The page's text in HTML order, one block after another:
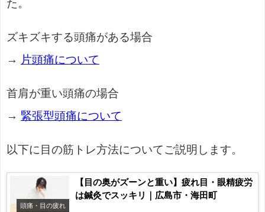
た。
ズキズキする頭痛がある場合
→
片頭痛について
首肩が重い頭痛の場合
→ 緊張型頭痛について
以下に目の筋トレ方法についてご説明します。
頭痛・目の疲れ
【目の奥がズーンと重い】疲れ目・眼精疲労
は鍼灸でスッキリ｜広島市・海田町